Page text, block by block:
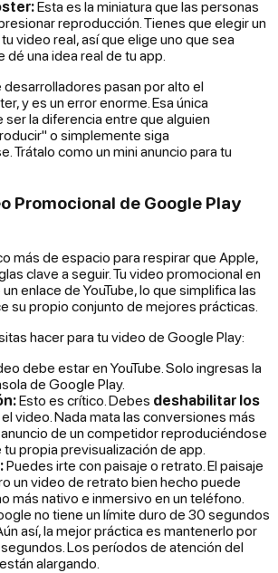
Esta es la miniatura que las personas
reproducción. Tienes que elegir un
video real, así que elige uno que sea
dé una idea real de tu app.
desarrolladores pasan por alto el
y es un error enorme. Esa única
ser la diferencia entre que alguien
o simplemente siga
Trátalo como un mini anuncio para tu
Promocional de Google Play
más de espacio para respirar que Apple,
clave a seguir. Tu video promocional en
enlace de YouTube, lo que simplifica las
su propio conjunto de mejores prácticas.
hacer para tu video de Google Play:
debe estar en YouTube. Solo ingresas la
de Google Play.
Esto es crítico. Debes deshabilitar los
video. Nada mata las conversiones más
de un competidor reproduciéndose
propia previsualización de app.
Puedes irte con paisaje o retrato. El paisaje
un video de retrato bien hecho puede
más nativo e inmersivo en un teléfono.
no tiene un límite duro de 30 segundos
así, la mejor práctica es mantenerlo por
Los períodos de atención del
alargando.